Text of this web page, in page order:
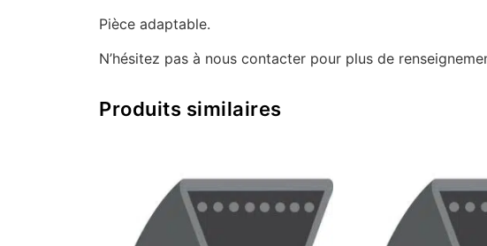
Pièce adaptable.
N’hésitez pas à nous contacter pour plus de
Produits similaires